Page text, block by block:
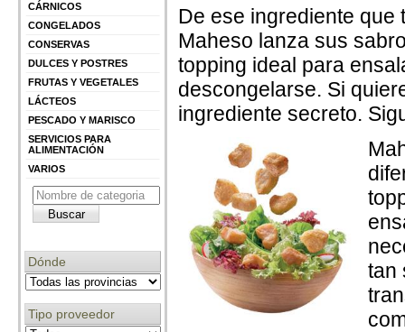
CÁRNICOS
CONGELADOS
CONSERVAS
DULCES Y POSTRES
FRUTAS Y VEGETALES
LÁCTEOS
PESCADO Y MARISCO
SERVICIOS PARA
ALIMENTACIÓN
VARIOS
Dónde
Tipo proveedor
De ese ingrediente que
Maheso lanza sus
topping ideal para
descongelarse. Si
ingrediente secreto.
tan